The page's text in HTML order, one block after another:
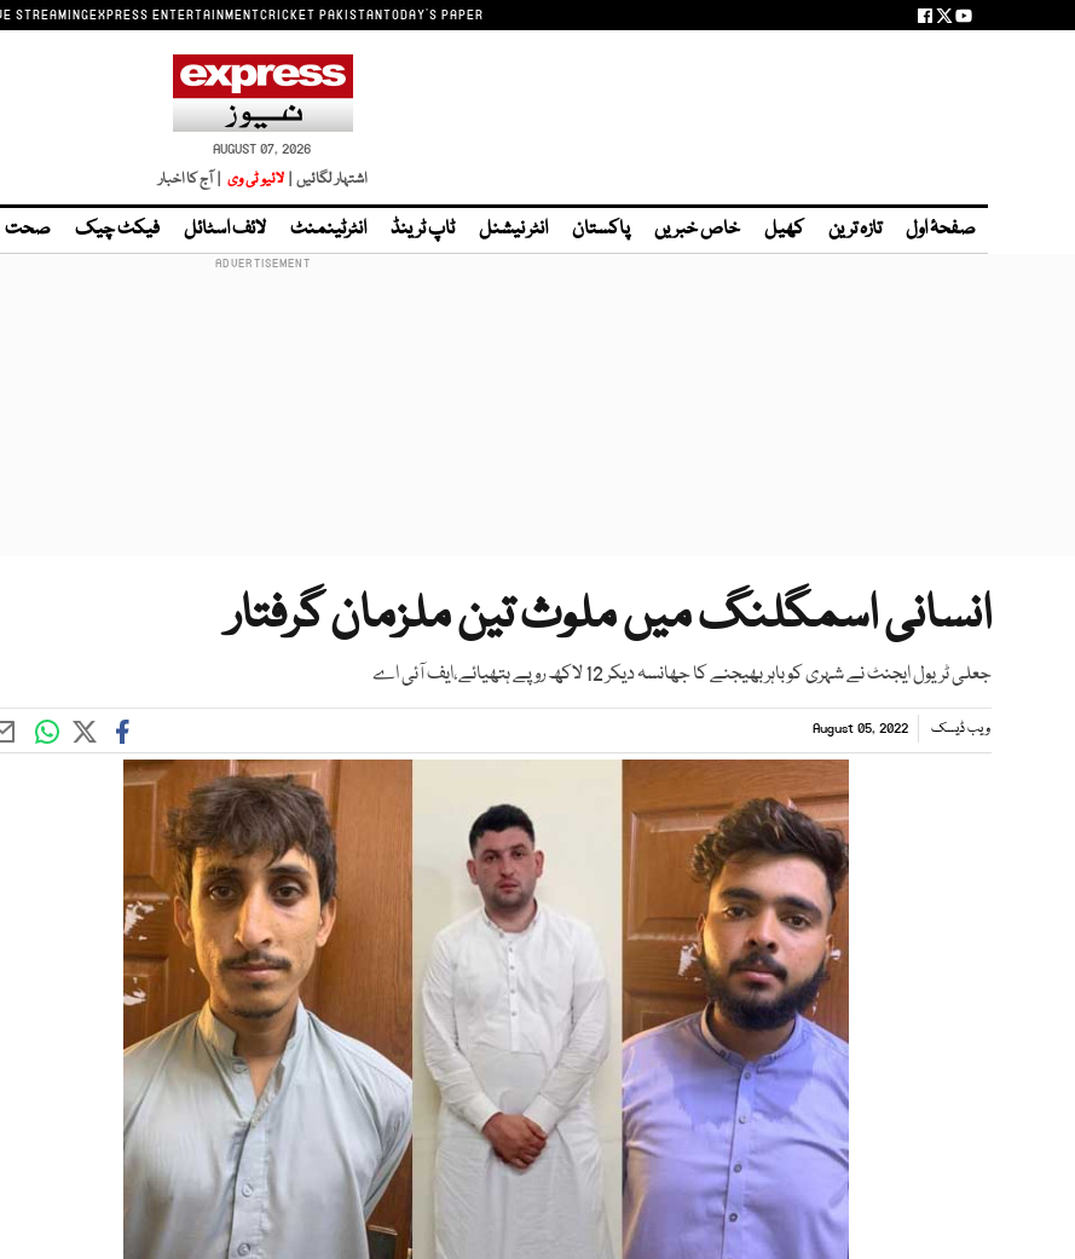
STREAMINGEXPRESS ENTERTAINMENTCRICKET PAKISTANTODAY'S PAPER
AUGUST 07, 2026
اشتہار لگائیں | لائیو ٹی وی | آج کا اخبار
صفحۂ اول تازہ ترین کھیل خاص خبریں پاکستان انٹر نیشنل ٹاپ ٹرینڈ انٹرٹینمنٹ لائف اسٹائل فیکٹ چیک صحت
انسانی اسمگلنگ میں ملوث تین ملزمان گرفتار
جعلی ٹریول ایجنٹ نے شہری کو باہر بھیجنے کا جھانسہ دیکر 12 لاکھ روپے ہتھیائے،ایف آئی اے
ویب ڈیسک August 05, 2022